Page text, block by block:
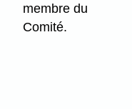
membre du
Comité.